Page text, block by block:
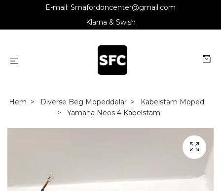
E-mail: Smafordoncenter@gmail.com
Klarna & Swish
Hem Diverse Beg Mopeddelar
Kabelstam Moped
Yamaha Neos 4 Kabelstam